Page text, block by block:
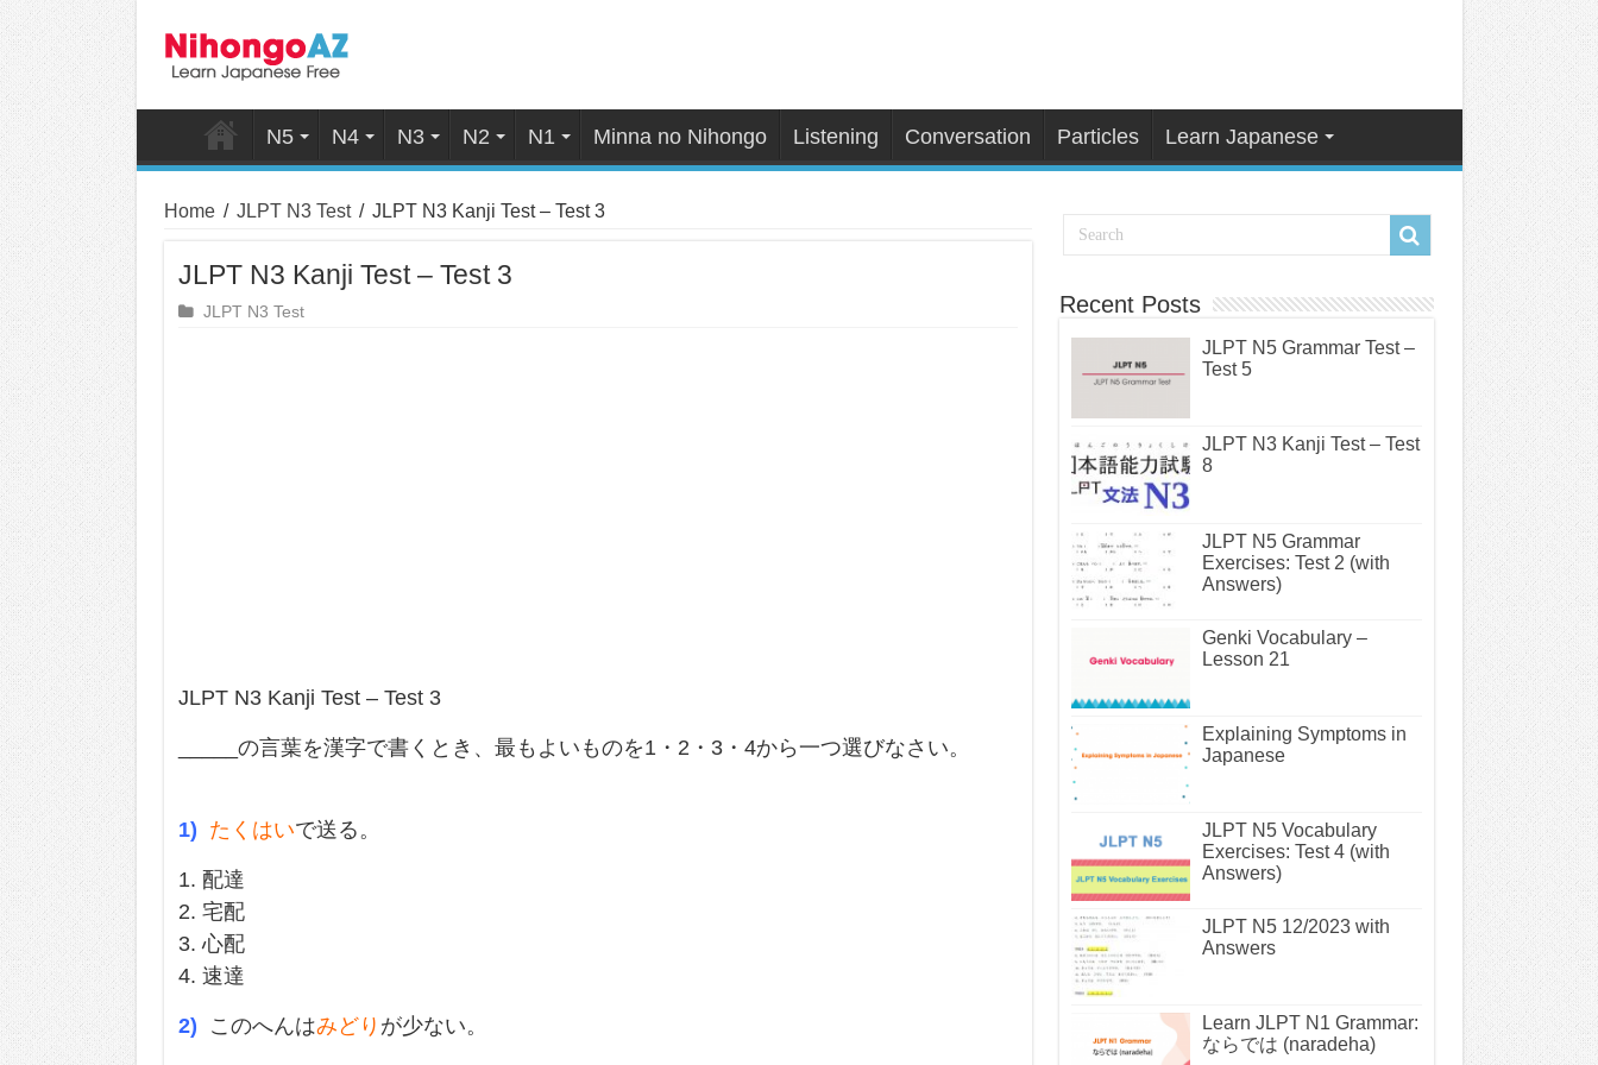
N5 N4 N3 N2 N1 Minna no Nihongo Listening Conversation Particles Learn Japanese
Home / JLPT N3 Test / JLPT N3 Kanji Test – Test 3
JLPT N3 Kanji Test – Test 3
JLPT N3 Test
JLPT N3 Kanji Test – Test 3
_____の言葉を漢字で書くとき、最もよいものを1・2・3・4から一つ選びなさい。
1) たくはいで送る。
1. 配達
2. 宅配
3. 心配
4. 速達
2) このへんはみどり が少ない。
Recent Posts
JLPT N5 Grammar Test –
Test 5
JLPT N3 Kanji Test – Test
8
JLPT N5 Grammar
Exercises: Test 2 (with
Answers)
Genki Vocabulary –
Lesson 21
Explaining Symptoms in
Japanese
JLPT N5 Vocabulary
Exercises: Test 4 (with
Answers)
JLPT N5 12/2023 with
Answers
Learn JLPT N1 Grammar:
ならでは (naradeha)